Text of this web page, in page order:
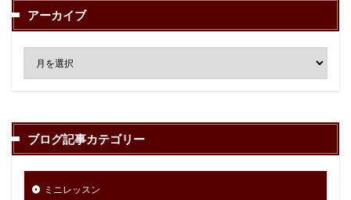
アーカイブ
ブログ記事カテゴリー
ミニレッスン